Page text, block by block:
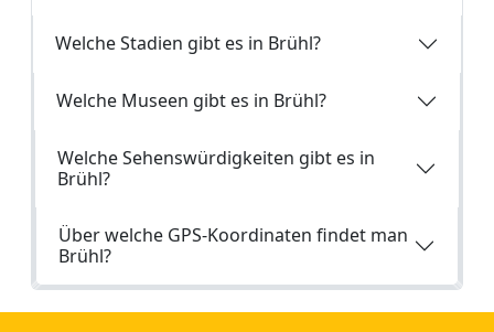
Welche Stadien gibt es in Brühl?
Welche Museen gibt es in Brühl?
Welche Sehenswürdigkeiten gibt es in
Brühl?
Über welche GPS-Koordinaten findet man
Brühl?